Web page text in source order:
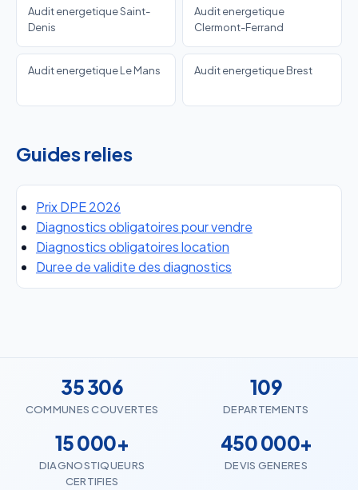
Audit energetique Saint-
Denis
Audit energetique
Clermont-Ferrand
Audit energetique Le Mans Audit energetique Brest
Guides relies
Prix DPE 2026
Diagnostics obligatoires pour vendre
Diagnostics obligatoires location
Duree de validite des diagnostics
35 306
COMMUNES COUVERTES
109
DEPARTEMENTS
15 000+
DIAGNOSTIQUEURS
CERTIFIES
450 000+
DEVIS GENERES